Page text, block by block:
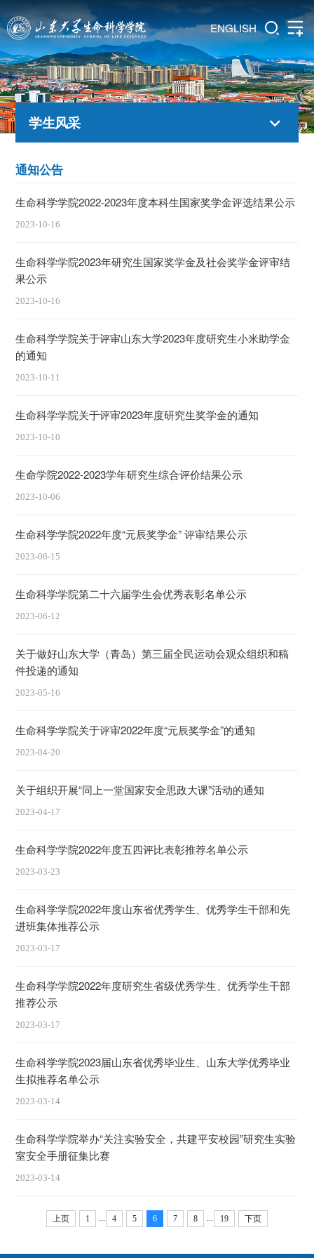
ENGLISH
学生风采
通知公告
生命科学学院2022-2023年度本科生国家奖学金评选结果公示
2023-10-16
生命科学学院2023年研究生国家奖学金及社会奖学金评审结
果公示
2023-10-16
生命科学学院关于评审山东大学2023年度研究生小米助学金
的通知
2023-10-11
生命科学学院关于评审2023年度研究生奖学金的通知
2023-10-10
生命学院2022-2023学年研究生综合评价结果公示
2023-10-06
生命科学学院2022年度“元辰奖学金” 评审结果公示
2023-06-15
生命科学学院第二十六届学生会优秀表彰名单公示
2023-06-12
关于做好山东大学（青岛）第三届全民运动会观众组织和稿
件投递的通知
2023-05-16
生命科学学院关于评审2022年度“元辰奖学金”的通知
2023-04-20
关于组织开展“同上一堂国家安全思政大课”活动的通知
2023-04-17
生命科学学院2022年度五四评比表彰推荐名单公示
2023-03-23
生命科学学院2022年度山东省优秀学生、优秀学生干部和先
进班集体推荐公示
2023-03-17
生命科学学院2022年度研究生省级优秀学生、优秀学生干部
推荐公示
2023-03-17
生命科学学院2023届山东省优秀毕业生、山东大学优秀毕业
生拟推荐名单公示
2023-03-14
生命科学学院举办“关注实验安全，共建平安校园”研究生实验
室安全手册征集比赛
2023-03-14
上页 1 4 5 6 7 8 19 下页